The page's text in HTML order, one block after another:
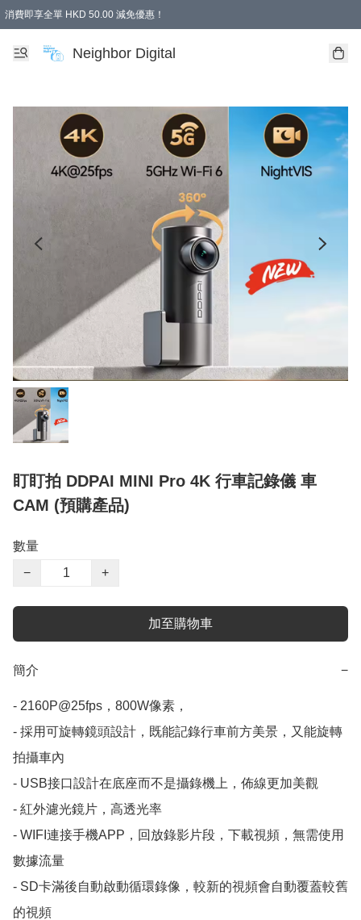
消費即享全單 HKD 50.00 減免優惠！
Neighbor Digital
盯盯拍 DDPAI MINI Pro 4K 行車記錄儀 車
CAM (預購產品)
數量
−
+
加至購物車
簡介 −
- 2160P@25fps，800W像素，
- 採用可旋轉鏡頭設計，既能記錄行車前方美景，又能旋轉
拍攝車內
- USB接口設計在底座而不是攝錄機上，佈線更加美觀
- 紅外濾光鏡片，高透光率
- WIFI連接手機APP，回放錄影片段，下載視頻，無需使用
數據流量
- SD卡滿後自動啟動循環錄像，較新的視頻會自動覆蓋較舊
的視頻